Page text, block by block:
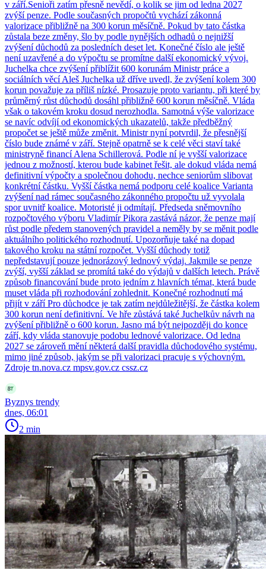
v září.Senioři zatím přesně nevědí, o kolik se jim od ledna 2027
zvýší penze. Podle současných propočtů vychází zákonná
valorizace přibližně na 300 korun měsíčně. Pokud by tato částka
zůstala beze změny, šlo by podle nynějších odhadů o nejnižší
zvýšení důchodů za posledních deset let. Konečné číslo ale ještě
není uzavřené a do výpočtu se promítne další ekonomický vývoj.
Juchelka chce zvýšení přiblížit 600 korunám Ministr práce a
sociálních věcí Aleš Juchelka už dříve uvedl, že zvýšení kolem 300
korun považuje za příliš nízké. Prosazuje proto variantu, při které by
průměrný růst důchodů dosáhl přibližně 600 korun měsíčně. Vláda
však o takovém kroku dosud nerozhodla. Samotná výše valorizace
se navíc odvíjí od ekonomických ukazatelů, takže předběžný
propočet se ještě může změnit. Ministr nyní potvrdil, že přesnější
číslo bude známé v září. Stejně opatrně se k celé věci staví také
ministryně financí Alena Schillerová. Podle ní je vyšší valorizace
jednou z možností, kterou bude kabinet řešit, ale dokud vláda nemá
definitivní výpočty a společnou dohodu, nechce seniorům slibovat
konkrétní částku. Vyšší částka nemá podporu celé koalice Varianta
zvýšení nad rámec současného zákonného propočtu už vyvolala
spor uvnitř koalice. Motoristé ji odmítají. Předseda sněmovního
rozpočtového výboru Vladimír Pikora zastává názor, že penze mají
růst podle předem stanovených pravidel a neměly by se měnit podle
aktuálního politického rozhodnutí. Upozorňuje také na dopad
takového kroku na státní rozpočet. Vyšší důchody totiž
nepředstavují pouze jednorázový lednový výdaj. Jakmile se penze
zvýší, vyšší základ se promítá také do výdajů v dalších letech. Právě
způsob financování bude proto jedním z hlavních témat, která bude
muset vláda při rozhodování zohlednit. Konečné rozhodnutí má
přijít v září Pro důchodce je tak zatím nejdůležitější, že částka kolem
300 korun není definitivní. Ve hře zůstává také Juchelkův návrh na
zvýšení přibližně o 600 korun. Jasno má být nejpozději do konce
září, kdy vláda stanovuje podobu lednové valorizace. Od ledna
2027 se zároveň mění některá další pravidla důchodového systému,
mimo jiné způsob, jakým se při valorizaci pracuje s výchovným.
Zdroje tn.nova.cz mpsv.gov.cz cssz.cz
Byznys trendy
dnes, 06:01
2 min